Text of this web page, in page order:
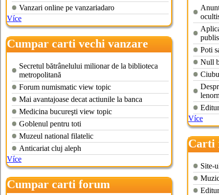
Vanzari online pe vanzariadaro
Více
Cumpar carti vechi vanzare
Secretul bătrânelului milionar de la biblioteca
metropolitană
Forum numismatic view topic
Mai avantajoase decat actiunile la banca
Medicina bucureşti view topic
Goblenul pentru toti
Muzeul national filatelic
Anticariat cluj aleph
Více
Cumpar carti forum
Poti
Null
Více
Carti
online
Site-